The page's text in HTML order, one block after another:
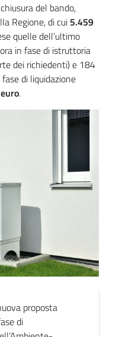
del bando,
Regione, di cui 5.459
quelle dell’ultimo
in fase di istruttoria
dei richiedenti) e 184
di liquidazione
.
proposta
di